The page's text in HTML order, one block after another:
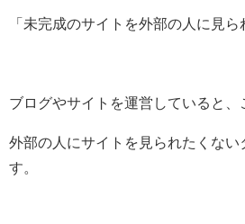
「未完成のサイトを外部の人に見ら
ブログやサイトを運営していると、
外部の人にサイトを見られたくない
す。